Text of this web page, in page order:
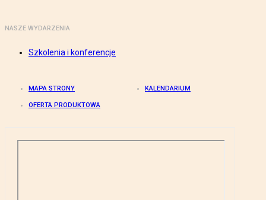
NASZE WYDARZENIA
Szkolenia i konferencje
MAPA STRONY KALENDARIUM
OFERTA PRODUKTOWA